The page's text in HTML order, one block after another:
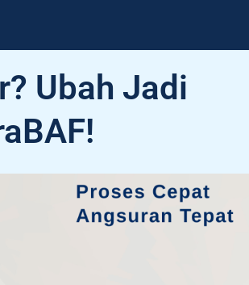
Ubah Jadi